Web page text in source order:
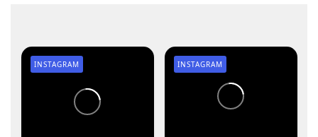
INSTAGRAM INSTAGRAM